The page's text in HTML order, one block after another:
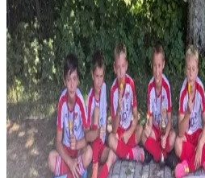
News
14. Juli 2026
Rückblick: 1. Fanclub
Endrunde auf unserem
36 Teams von FC-Bayern-Fanclubs
Wochenende voller Fußball – und das
News